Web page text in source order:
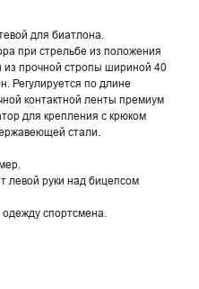
для биатлона.
при стрельбе из положения
из прочной стропы шириной 40
Регулируется по длине
контактной ленты премиум
для крепления с крюком
стали.
левой руки над бицепсом
одежду спортсмена.